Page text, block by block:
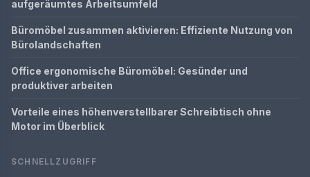
aufgeräumtes Arbeitsumfeld
Büromöbel zusammen aktivieren: Effiziente Nutzung von
Bürolandschaften
Office ergonomische Büromöbel: Gesünder und
produktiver arbeiten
Vorteile eines höhenverstellbarer Schreibtisch ohne
Motor im Überblick
SCHNELLZUGRIFF